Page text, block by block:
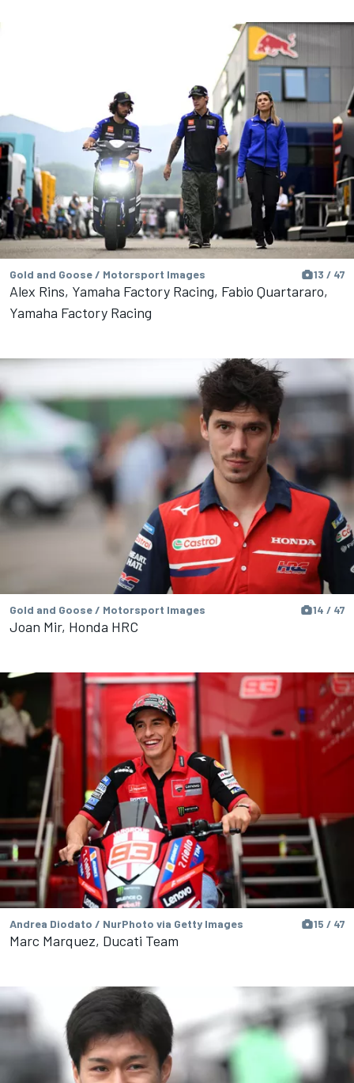
Gold and Goose / Motorsport Images 13 / 47
Alex Rins, Yamaha Factory Racing, Fabio Quartararo,
Yamaha Factory Racing
Gold and Goose / Motorsport Images 14 / 47
Joan Mir, Honda HRC
Andrea Diodato / NurPhoto via Getty Images 15 / 47
Marc Marquez, Ducati Team